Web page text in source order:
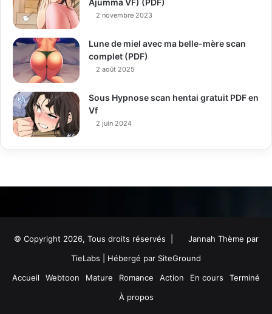
2 novembre 2023
Lune de miel avec ma belle-mère scan
complet (PDF)
2 août 2025
Sous Hypnose scan hentai gratuit PDF en
Vf
2 juin 2024
© Copyright 2026, Tous droits réservés |
Jannah Thème par
TieLabs | Hébergé par SiteGround
Accueil
Webtoon Mature Romance Action En cours
Terminé
À propos